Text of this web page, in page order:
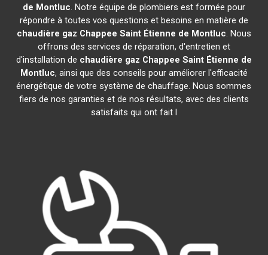
de Montluc. Notre équipe de plombiers est formée pour
répondre à toutes vos questions et besoins en matière de
chaudière gaz Chappee Saint Étienne de Montluc. Nous
offrons des services de réparation, d'entretien et
d'installation de chaudière gaz Chappee Saint Étienne de
Montluc, ainsi que des conseils pour améliorer l'efficacité
énergétique de votre système de chauffage. Nous sommes
fiers de nos garanties et de nos résultats, avec des clients
satisfaits qui ont fait l